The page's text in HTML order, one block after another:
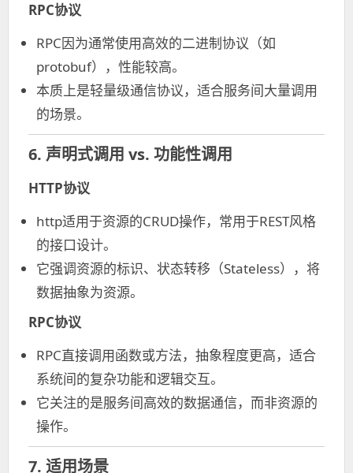
RPC协议
RPC因为通常使用高效的二进制协议（如
protobuf），性能较高。
本质上是轻量级通信协议，适合服务间大量调用
的场景。
6. 声明式调用 vs. 功能性调用
HTTP协议
http适用于资源的CRUD操作，常用于REST风格
的接口设计。
它强调资源的标识、状态转移（Stateless），将
数据抽象为资源。
RPC协议
RPC直接调用函数或方法，抽象程度更高，适合
系统间的复杂功能和逻辑交互。
它关注的是服务间高效的数据通信，而非资源的
操作。
7. 适用场景